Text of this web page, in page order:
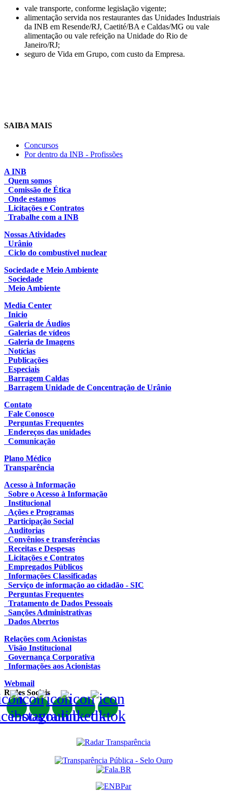
vale transporte, conforme legislação vigente;
alimentação servida nos restaurantes das Unidades Industriais
da INB em Resende/RJ, Caetité/BA e Caldas/MG ou vale
alimentação ou vale refeição na Unidade do Rio de
Janeiro/RJ;
seguro de Vida em Grupo, com custo da Empresa.
SAIBA MAIS
Concursos
Por dentro da INB - Profissões
A INB
Quem somos
Comissão de Ética
Onde estamos
Licitações e Contratos
Trabalhe com a INB
Nossas Atividades
Urânio
Ciclo do combustível nuclear
Sociedade e Meio Ambiente
Sociedade
Meio Ambiente
Media Center
Inicio
Galeria de Áudios
Galerias de vídeos
Galeria de Imagens
Notícias
Publicações
Especiais
Barragem Caldas
Barragem Unidade de Concentração de Urânio
Contato
Fale Conosco
Perguntas Frequentes
Endereços das unidades
Comunicação
Plano Médico
Transparência
Acesso à Informação
Sobre o Acesso à Informação
Institucional
Ações e Programas
Participação Social
Auditorias
Convênios e transferências
Receitas e Despesas
Licitações e Contratos
Empregados Públicos
Informações Classificadas
Serviço de informação ao cidadão - SIC
Perguntas Frequentes
Tratamento de Dados Pessoais
Sanções Administrativas
Dados Abertos
Relações com Acionistas
Visão Institucional
Governança Corporativa
Informações aos Acionistas
Webmail
Redes Sociais